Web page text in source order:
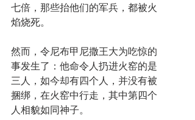
七倍，那些抬他们的军兵，都被火
焰烧死。
然而，令尼布甲尼撒王大为吃惊的
事发生了：他命令人扔进火窑的是
三人，如今却有四个人，并没有被
捆绑，在火窑中行走，其中第四个
人相貌如同神子。